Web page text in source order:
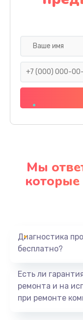
Мы
Диагностика
бесплатно?
Есть ли
ремонта и на
при ремонте